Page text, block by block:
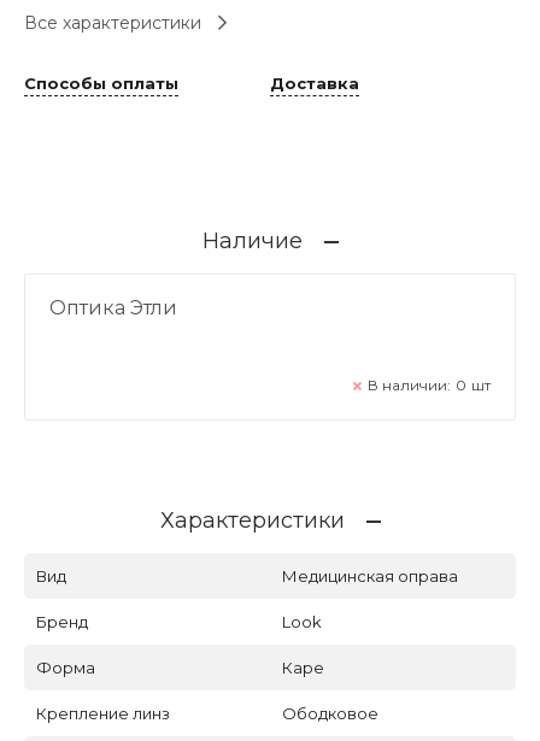
Все характеристики
Способы оплаты Доставка
Наличие
Оптика Этли
В наличии: 0 шт
Характеристики
Вид Медицинская оправа
Бренд Look
Форма Каре
Крепление линз Ободковое